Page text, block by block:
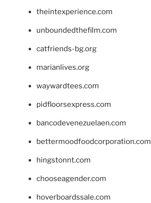
theintexperience.com
unboundedthefilm.com
catfriends-bg.org
marianlives.org
waywardtees.com
pidfloorsexpress.com
bancodevenezuelaen.com
bettermoodfoodcorporation.com
hingstonnt.com
chooseagender.com
hoverboardssale.com